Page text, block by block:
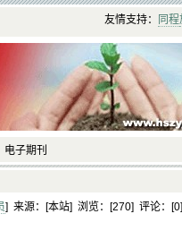
友情支持： 同程
电子期刊
] 来源：[本站] 浏览：[270] 评论：[0]